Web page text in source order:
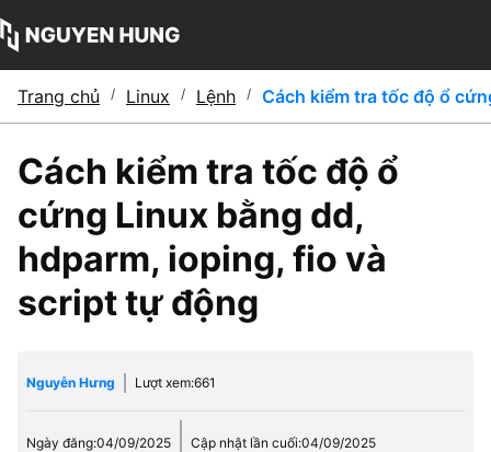
Trang chủ / Linux / Lệnh / Cách kiểm tra tốc độ ổ
Cách kiểm tra tốc độ ổ
cứng Linux bằng dd,
hdparm, ioping, fio và
script tự động
Nguyễn Hưng Lượt xem:661
Ngày đăng:04/09/2025 Cập nhật lần cuối:04/09/2025